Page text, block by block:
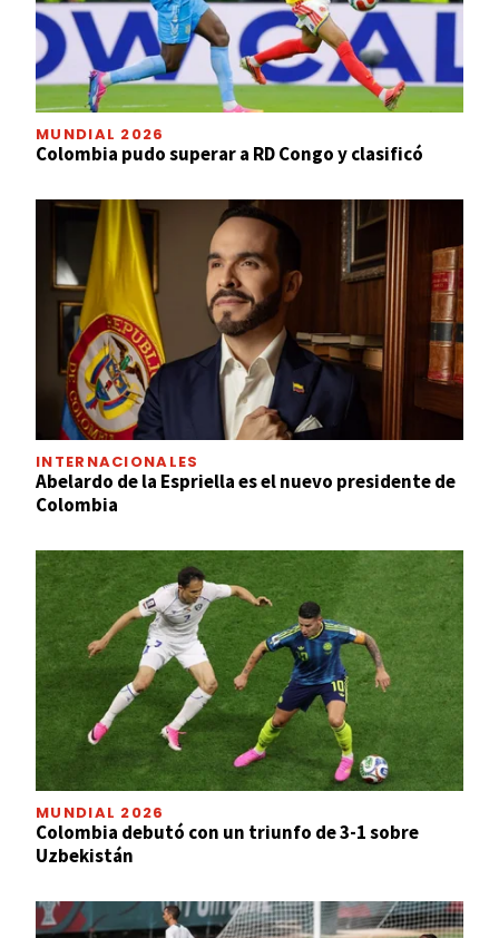
MUNDIAL 2026
Colombia pudo superar a RD Congo y clasificó
INTERNACIONALES
Abelardo de la Espriella es el nuevo presidente de
Colombia
MUNDIAL 2026
Colombia debutó con un triunfo de 3-1 sobre
Uzbekistán